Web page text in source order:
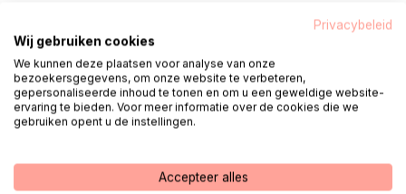
Hoe log ik in bij Minddistrict via het internet?
Wat kan ik allemaal met Minddistrict?
Hoe kan ik videobellen via Minddistrict?
Privacybeleid
Wij gebruiken cookies
We kunnen deze plaatsen voor analyse van onze
bezoekersgegevens, om onze website te verbeteren,
gepersonaliseerde inhoud te tonen en om u een geweldige website-
ervaring te bieden. Voor meer informatie over de cookies die we
gebruiken opent u de instellingen.
Accepteer alles